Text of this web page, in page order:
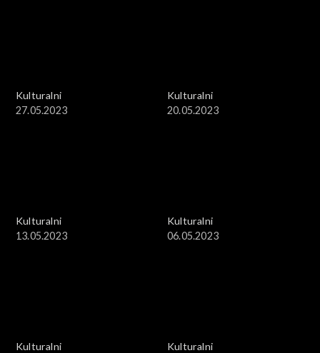
Kulturalni
27.05.2023
Kulturalni
20.05.2023
Kulturalni
13.05.2023
Kulturalni
06.05.2023
Kulturalni
Kulturalni